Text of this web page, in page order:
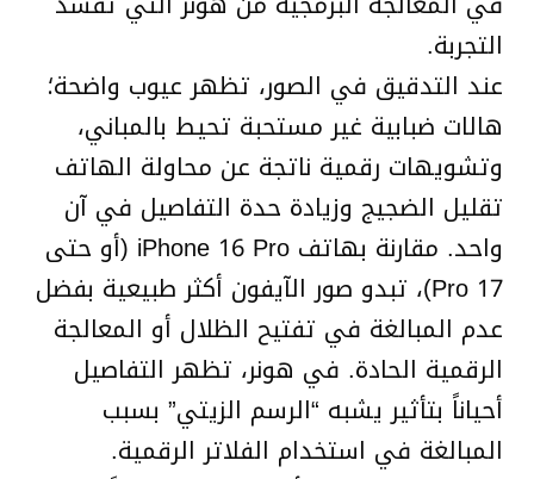
التجربة.
عند التدقيق في الصور، تظهر عيوب واضحة؛
هالات ضبابية غير مستحبة تحيط بالمباني،
وتشويهات رقمية ناتجة عن محاولة الهاتف
تقليل الضجيج وزيادة حدة التفاصيل في آن
واحد. مقارنة بهاتف iPhone 16 Pro (أو حتى
17 Pro)، تبدو صور الآيفون أكثر طبيعية بفضل
عدم المبالغة في تفتيح الظلال أو المعالجة
الرقمية الحادة. في هونر، تظهر التفاصيل
أحياناً بتأثير يشبه “الرسم الزيتي” بسبب
المبالغة في استخدام الفلاتر الرقمية.